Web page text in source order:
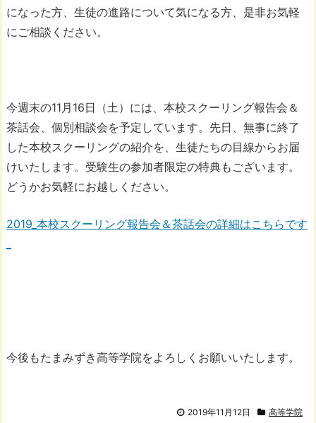
になった方、生徒の進路について気になる方、是非お気軽
にご相談ください。
今週末の11月16日（土）には、本校スクーリング報告会＆
茶話会、個別相談会を予定しています。先日、無事に終了
した本校スクーリングの紹介を、生徒たちの目線からお届
けいたします。受験生の参加者限定の特典もございます。
どうかお気軽にお越しください。
2019_本校スクーリング報告会＆茶話会の詳細はこちらです
今後もたまみずき高等学院をよろしくお願いいたします。
2019年11月12日 高等学院